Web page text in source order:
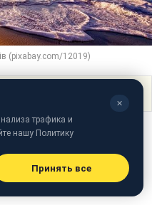
(pixabay.com/12019)
✕
трафика и
нашу Политику
Принять все